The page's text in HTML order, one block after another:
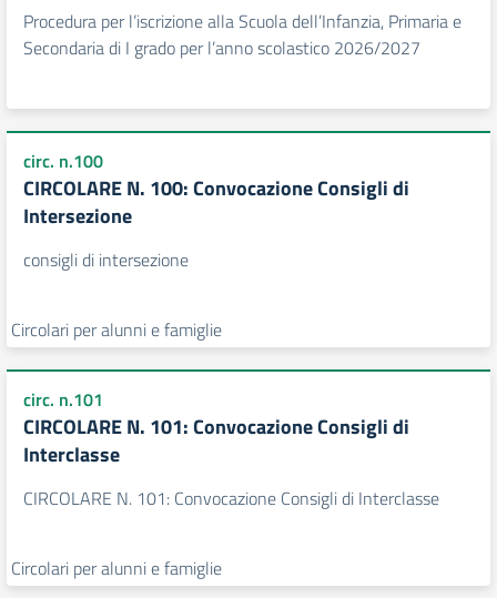
Procedura per l’iscrizione alla Scuola dell’Infanzia, Primaria e
Secondaria di I grado per l’anno scolastico 2026/2027
circ. n.100
CIRCOLARE N. 100: Convocazione Consigli di
Intersezione
consigli di intersezione
Circolari per alunni e famiglie
circ. n.101
CIRCOLARE N. 101: Convocazione Consigli di
Interclasse
CIRCOLARE N. 101: Convocazione Consigli di Interclasse
Circolari per alunni e famiglie